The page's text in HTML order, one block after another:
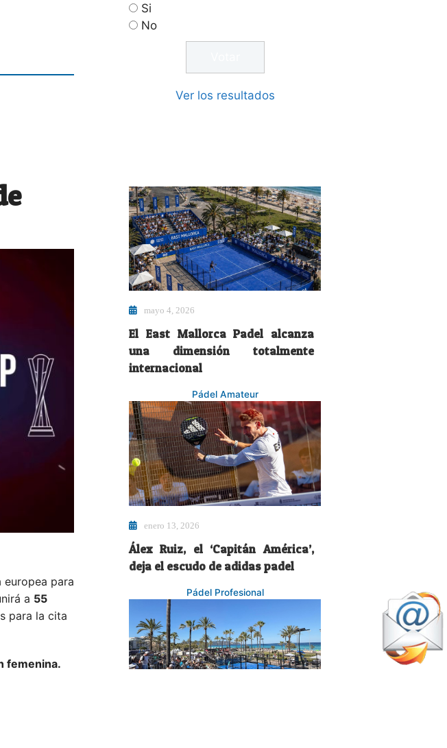
para
a 55
para la cita
femenina.
Si
No
Ver los resultados
mayo 4, 2026
El East Mallorca Padel alcanza
una dimensión totalmente
internacional
Pádel Amateur
enero 13, 2026
Álex Ruiz, el ‘Capitán América’,
deja el escudo de adidas padel
Pádel Profesional